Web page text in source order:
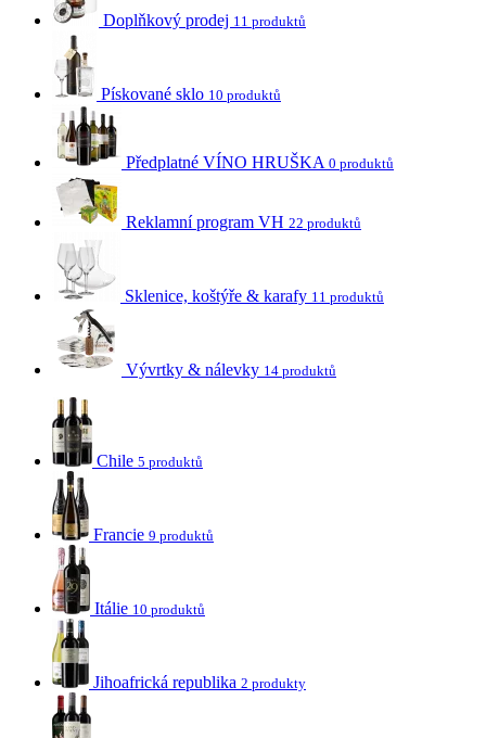
Doplňkový prodej 11 produktů
Pískované sklo 10 produktů
Předplatné VÍNO HRUŠKA 0 produktů
Reklamní program VH 22 produktů
Sklenice, koštýře & karafy 11 produktů
Vývrtky & nálevky 14 produktů
Chile 5 produktů
Francie 9 produktů
Itálie 10 produktů
Jihoafrická republika 2 produkty